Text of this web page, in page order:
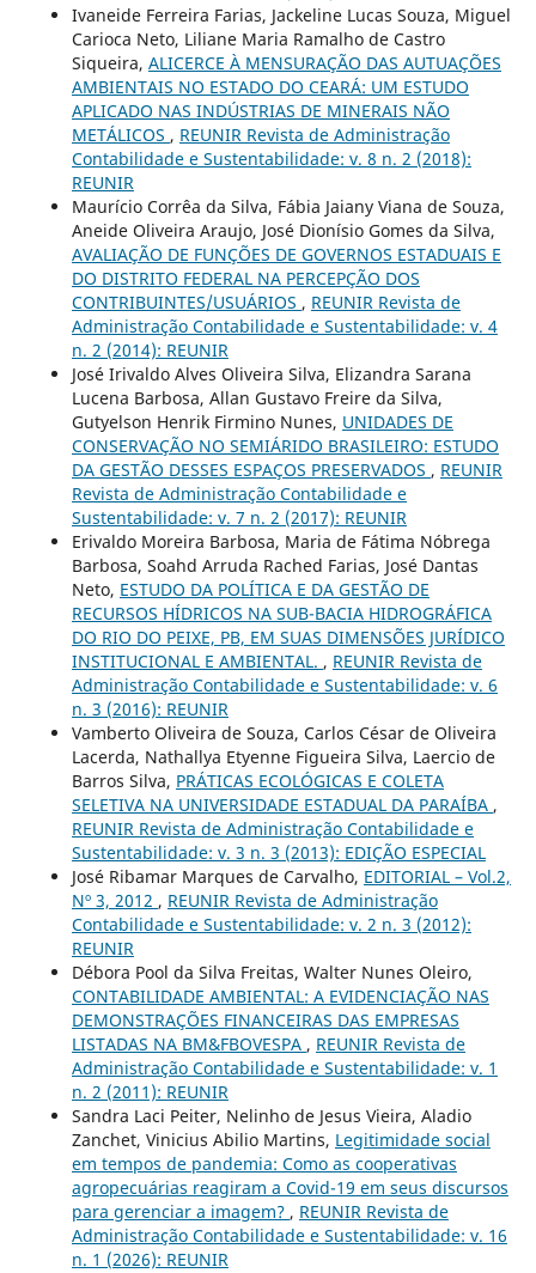
Ivaneide Ferreira Farias, Jackeline Lucas Souza, Miguel
Carioca Neto, Liliane Maria Ramalho de Castro
Siqueira, ALICERCE À MENSURAÇÃO DAS AUTUAÇÕES
AMBIENTAIS NO ESTADO DO CEARÁ: UM ESTUDO
APLICADO NAS INDÚSTRIAS DE MINERAIS NÃO
METÁLICOS , REUNIR Revista de Administração
Contabilidade e Sustentabilidade: v. 8 n. 2 (2018):
REUNIR
Maurício Corrêa da Silva, Fábia Jaiany Viana de Souza,
Aneide Oliveira Araujo, José Dionísio Gomes da Silva,
AVALIAÇÃO DE FUNÇÕES DE GOVERNOS ESTADUAIS E
DO DISTRITO FEDERAL NA PERCEPÇÃO DOS
CONTRIBUINTES/USUÁRIOS , REUNIR Revista de
Administração Contabilidade e Sustentabilidade: v. 4
n. 2 (2014): REUNIR
José Irivaldo Alves Oliveira Silva, Elizandra Sarana
Lucena Barbosa, Allan Gustavo Freire da Silva,
Gutyelson Henrik Firmino Nunes, UNIDADES DE
CONSERVAÇÃO NO SEMIÁRIDO BRASILEIRO: ESTUDO
DA GESTÃO DESSES ESPAÇOS PRESERVADOS , REUNIR
Revista de Administração Contabilidade e
Sustentabilidade: v. 7 n. 2 (2017): REUNIR
Erivaldo Moreira Barbosa, Maria de Fátima Nóbrega
Barbosa, Soahd Arruda Rached Farias, José Dantas
Neto, ESTUDO DA POLÍTICA E DA GESTÃO DE
RECURSOS HÍDRICOS NA SUB-BACIA HIDROGRÁFICA
DO RIO DO PEIXE, PB, EM SUAS DIMENSÕES JURÍDICO
INSTITUCIONAL E AMBIENTAL. , REUNIR Revista de
Administração Contabilidade e Sustentabilidade: v. 6
n. 3 (2016): REUNIR
Vamberto Oliveira de Souza, Carlos César de Oliveira
Lacerda, Nathallya Etyenne Figueira Silva, Laercio de
Barros Silva, PRÁTICAS ECOLÓGICAS E COLETA
SELETIVA NA UNIVERSIDADE ESTADUAL DA PARAÍBA ,
REUNIR Revista de Administração Contabilidade e
Sustentabilidade: v. 3 n. 3 (2013): EDIÇÃO ESPECIAL
José Ribamar Marques de Carvalho, EDITORIAL – Vol.2,
Nº 3, 2012 , REUNIR Revista de Administração
Contabilidade e Sustentabilidade: v. 2 n. 3 (2012):
REUNIR
Débora Pool da Silva Freitas, Walter Nunes Oleiro,
CONTABILIDADE AMBIENTAL: A EVIDENCIAÇÃO NAS
DEMONSTRAÇÕES FINANCEIRAS DAS EMPRESAS
LISTADAS NA BM&FBOVESPA , REUNIR Revista de
Administração Contabilidade e Sustentabilidade: v. 1
n. 2 (2011): REUNIR
Sandra Laci Peiter, Nelinho de Jesus Vieira, Aladio
Zanchet, Vinicius Abilio Martins, Legitimidade social
em tempos de pandemia: Como as cooperativas
agropecuárias reagiram a Covid-19 em seus discursos
para gerenciar a imagem? , REUNIR Revista de
Administração Contabilidade e Sustentabilidade: v. 16
n. 1 (2026): REUNIR